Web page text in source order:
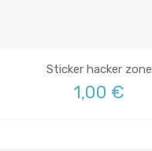
Sticker hacker zone
1,00 €